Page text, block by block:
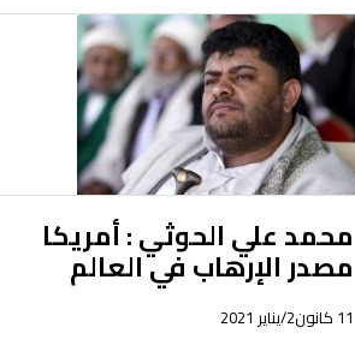
محمد علي الحوثي : أمريكا
مصدر الإرهاب في العالم
11 كانون2/يناير 2021